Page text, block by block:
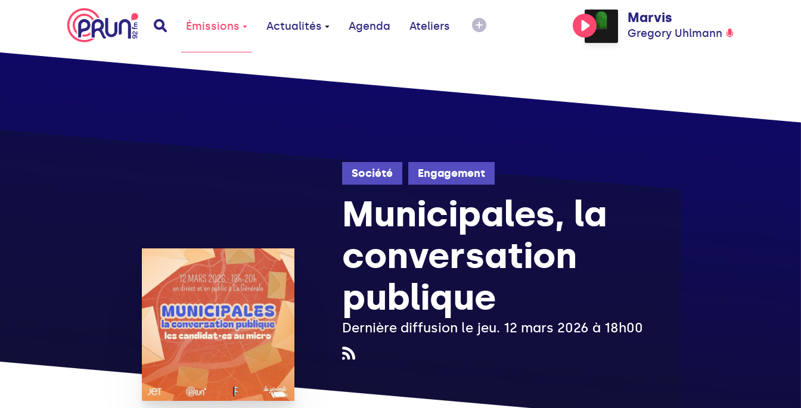
Émissions Actualités Agenda Ateliers
Marvis
Gregory Uhlmann
Société Engagement
Municipales, la
conversation
publique
Dernière diffusion le jeu. 12 mars 2026 à 18h00